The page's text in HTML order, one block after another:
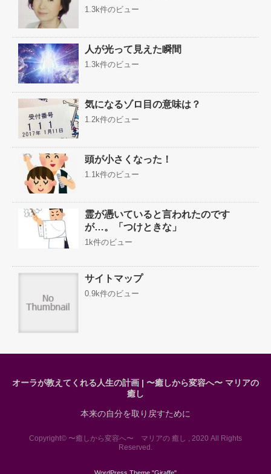
1.3k件のビュー
人が光って見えた瞬間
1.3k件のビュー
気になるゾロ目の意味は？
1.2k件のビュー
頭が小さくなった！
1.1k件のビュー
霊が憑いていると言われたのです
が…。「つけときな」
1k件のビュー
サイトマップ
0.9k件のビュー
オーラが教えてくれる人生の計画 | 〜癒しから変容へ〜 マリアの
癒し
本来の自分を取り戻すために
Copyright© 〜癒しから変容へ〜 マリアの 癒し , 2020 All Rights
Reserved.